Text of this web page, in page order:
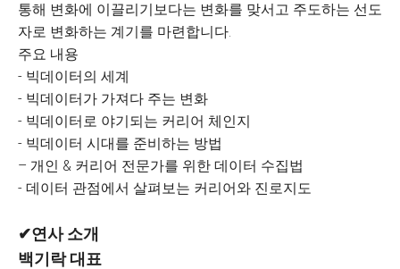
통해 변화에 이끌리기보다는 변화를 맞서고 주도하는 선도
자로 변화하는 계기를 마련합니다.
주요 내용
- 빅데이터의 세계
- 빅데이터가 가져다 주는 변화
- 빅데이터로 야기되는 커리어 체인지
- 빅데이터 시대를 준비하는 방법
– 개인 & 커리어 전문가를 위한 데이터 수집법
- 데이터 관점에서 살펴보는 커리어와 진로지도
✔연사 소개
백기락 대표